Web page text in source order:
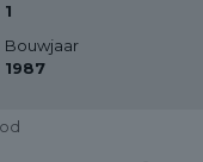
1
Bouwjaar
1987